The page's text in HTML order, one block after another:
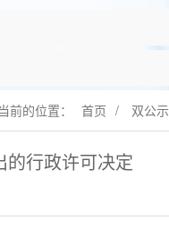
前的位置： 首页 / 双公示
的行政许可决定